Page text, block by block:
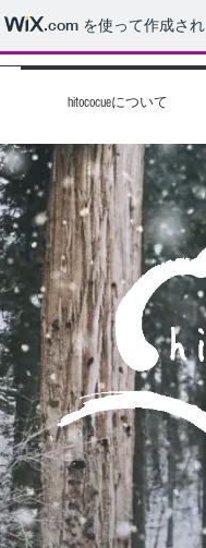
.com を使って作成さ
hitococueについて